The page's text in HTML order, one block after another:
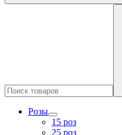
Розы
15 роз
25 роз